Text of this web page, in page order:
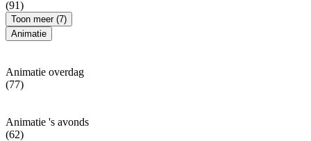
(91)
Toon meer (7)
Animatie
Animatie overdag
(77)
Animatie 's avonds
(62)